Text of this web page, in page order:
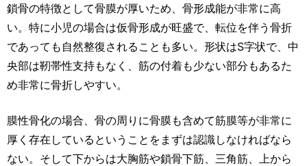
鎖骨の特徴として骨膜が厚いため、骨形成能が非常に高
い。特に小児の場合は仮骨形成が旺盛で、転位を伴う骨折
であっても自然整復されることも多い。形状はS字状で、中
央部は靭帯性支持もなく、筋の付着も少ない部分もあるた
め非常に骨折しやすい。
膜性骨化の場合、骨の周りに骨膜も含めて筋膜等が非常に
厚く存在しているということをまずは認識しなければなら
ない。そして下からは大胸筋や鎖骨下筋、三角筋、上から